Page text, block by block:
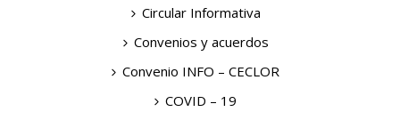
Circular Informativa
Convenios y acuerdos
Convenio INFO – CECLOR
COVID – 19